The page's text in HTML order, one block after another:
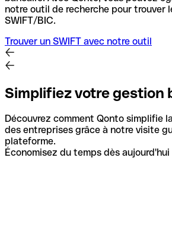
notre outil de recherche pour trouver
SWIFT/BIC.
Trouver un SWIFT avec notre outil
Simplifiez votre gestion
Découvrez comment Qonto simplifie
des entreprises grâce à notre visite
plateforme.
Économisez du temps dès aujourd'hui